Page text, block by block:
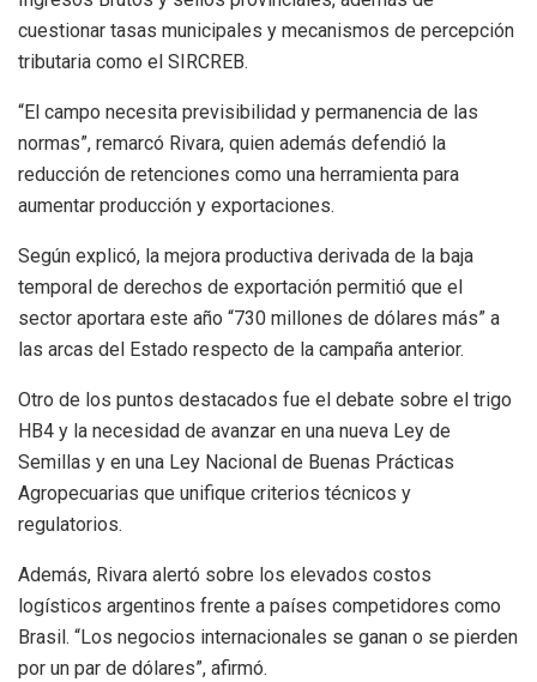
cuestionar tasas municipales y mecanismos de percepción
tributaria como el SIRCREB.
“El campo necesita previsibilidad y permanencia de las
normas”, remarcó Rivara, quien además defendió la
reducción de retenciones como una herramienta para
aumentar producción y exportaciones.
Según explicó, la mejora productiva derivada de la baja
temporal de derechos de exportación permitió que el
sector aportara este año “730 millones de dólares más” a
las arcas del Estado respecto de la campaña anterior.
Otro de los puntos destacados fue el debate sobre el trigo
HB4 y la necesidad de avanzar en una nueva Ley de
Semillas y en una Ley Nacional de Buenas Prácticas
Agropecuarias que unifique criterios técnicos y
regulatorios.
Además, Rivara alertó sobre los elevados costos
logísticos argentinos frente a países competidores como
Brasil. “Los negocios internacionales se ganan o se pierden
por un par de dólares”, afirmó.